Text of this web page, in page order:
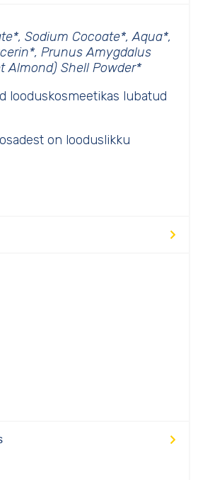
Sodium Cocoate*, Aqua*,
Prunus Amygdalus
Almond) Shell Powder*
looduskosmeetikas lubatud
on looduslikku